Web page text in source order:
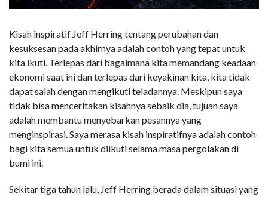
Kisah inspiratif Jeff Herring tentang perubahan dan
kesuksesan pada akhirnya adalah contoh yang tepat untuk
kita ikuti. Terlepas dari bagaimana kita memandang keadaan
ekonomi saat ini dan terlepas dari keyakinan kita, kita tidak
dapat salah dengan mengikuti teladannya. Meskipun saya
tidak bisa menceritakan kisahnya sebaik dia, tujuan saya
adalah membantu menyebarkan pesannya yang
menginspirasi. Saya merasa kisah inspiratifnya adalah contoh
bagi kita semua untuk diikuti selama masa pergolakan di
bumi ini.
Sekitar tiga tahun lalu, Jeff Herring berada dalam situasi yang